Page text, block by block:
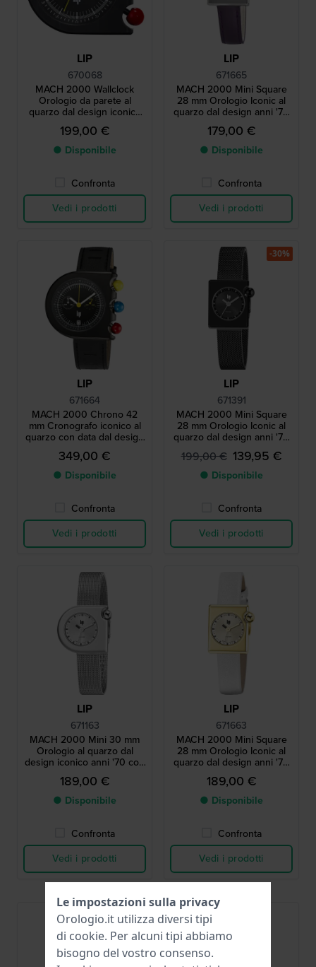
LIP
670068
MACH 2000 Wallclock
Orologio da parete al
quarzo dal design iconico
degli anni '70
199,00 €
● Disponibile
Confronta
Vedi i prodotti
LIP
671665
MACH 2000 Mini Square
28 mm Orologio Iconic al
quarzo dal design anni '70
con cassa quadrata
179,00 €
● Disponibile
Confronta
Vedi i prodotti
LIP
671664
MACH 2000 Chrono 42
mm Cronografo iconico al
quarzo con data dal design
anni '70
349,00 €
● Disponibile
Confronta
Vedi i prodotti
LIP
671391
MACH 2000 Mini Square
28 mm Orologio Iconic al
quarzo dal design anni '70
con cassa quadrata
199,00 € 139,95 €
● Disponibile
Confronta
Vedi i prodotti
-30%
LIP
671163
MACH 2000 Mini 30 mm
Orologio al quarzo dal
design iconico anni '70 con
cassa asimmetrica
189,00 €
● Disponibile
Confronta
Vedi i prodotti
LIP
671663
MACH 2000 Mini Square
28 mm Orologio Iconic al
quarzo dal design anni '70
con cassa quadrata
189,00 €
● Disponibile
Confronta
Vedi i prodotti
Le impostazioni sulla privacy
Orologio.it utilizza diversi tipi
di cookie. Per alcuni tipi abbiamo
bisogno del vostro consenso.